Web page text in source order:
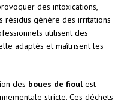
des intoxications,
résidus génère des irritations
utilisent des
adaptés et maîtrisent les
des boues de fioulest
stricte. Ces déchets